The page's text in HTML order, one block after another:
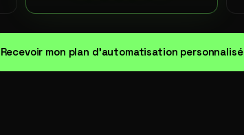
Recevoir mon plan d'automatisation personnalisé